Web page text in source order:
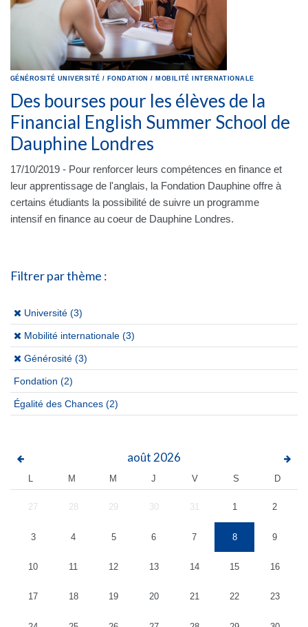
GÉNÉROSITÉ UNIVERSITÉ / FONDATION / MOBILITÉ INTERNATIONALE
Des bourses pour les élèves de la
Financial English Summer School de
Dauphine Londres
17/10/2019 - Pour renforcer leurs compétences en finance et
leur apprentissage de l'anglais, la Fondation Dauphine offre à
certains étudiants la possibilité de suivre un programme
intensif en finance au coeur de Dauphine Londres.
Filtrer par thème :
(x)
Université (3)
(x)
Mobilité internationale (3)
(x)
Générosité (3)
Fondation (2)
Égalité des Chances (2)
août 2026
L M M J V S D
27 28 29 30 31 1 2
3 4 5 6 7 8 9
10 11 12 13 14 15 16
17 18 19 20 21 22 23